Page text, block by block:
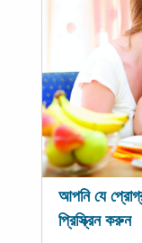
আপনি যে
প্রিস্ক্রিন করুন